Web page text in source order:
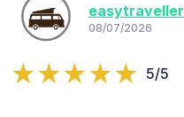
easytraveller
08/07/2026
5/5